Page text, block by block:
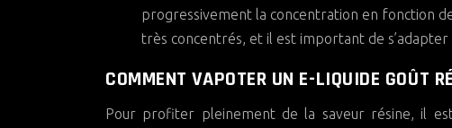
progressivement la concentration en fonction
très concentrés, et il est important de
COMMENT VAPOTER UN E-LIQUIDE GOÛT
Pour profiter pleinement de la saveur résine, il